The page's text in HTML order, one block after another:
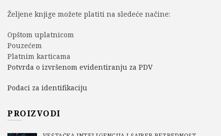
Željene knjige možete platiti na sledeće načine:
Opštom uplatnicom
Pouzećem
Platnim karticama
Potvrda o izvršenom evidentiranju za PDV
Podaci za identifikaciju
PROIZVODI